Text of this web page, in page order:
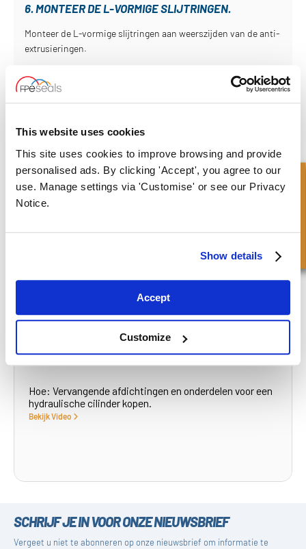
This website uses cookies
This site uses cookies to improve browsing and provide
personalised ads. By clicking 'Accept', you agree to our
use. Manage settings via 'Customise' or see our Privacy
Notice.
Show details
Accept
Customize
6. MONTEER DE L-VORMIGE SLIJTRINGEN.
Monteer de L-vormige slijtringen aan weerszijden van de anti-
extrusieringen.
Als de afdichting wordt samengedrukt, worden alle
onderdelen aan elkaar vastgedraaid.
What to read next...
Hoe: Vervangende afdichtingen en onderdelen voor een
hydraulische cilinder kopen.
Bekijk Video
SCHRIJF JE IN VOOR ONZE NIEUWSBRIEF
Vergeet u niet te abonneren op onze nieuwsbrief om informatie te
Snel onderzoek